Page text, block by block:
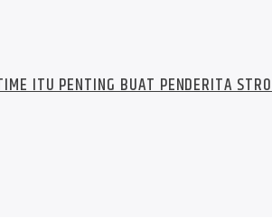
ITU PENTING BUAT PENDERITA